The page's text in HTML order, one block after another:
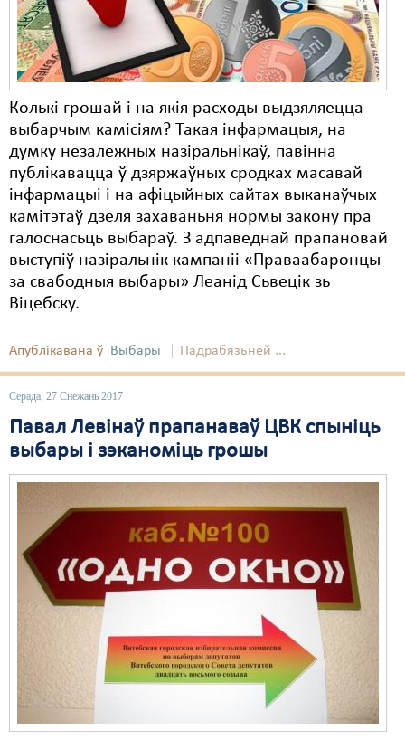
Колькі грошай і на якія расходы выдзяляецца
выбарчым камісіям? Такая інфармацыя, на
думку незалежных назіральнікаў, павінна
публікавацца ў дзяржаўных сродках масавай
інфармацыі і на афіцыйных сайтах выканаўчых
камітэтаў дзеля захаваньня нормы закону пра
галоснасьць выбараў. З адпаведнай прапановай
выступіў назіральнік кампаніі «Праваабаронцы
за свабодныя выбары» Леанід Сьвецік зь
Віцебску.
Апублікавана ў Выбары Падрабязьней ...
Серада, 27 Снежань 2017
Павал Левінаў прапанаваў ЦВК спыніць
выбары і зэканоміць грошы
Сацыяльныя правы